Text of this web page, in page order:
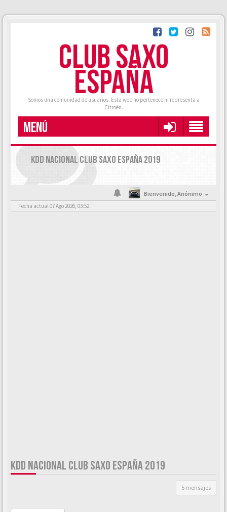
CLUB SAXO
ESPAÑA
Somos una comunidad de usuarios. Esta web no pertenece ni representa a
Citroën.
MENÚ
KDD NACIONAL CLUB SAXO ESPAÑA 2019
Bienvenido,Anónimo
Fecha actual 07 Ago 2026, 03:52
KDD NACIONAL CLUB SAXO ESPAÑA 2019
5 mensajes